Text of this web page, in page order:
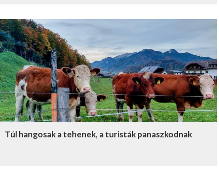
Túl hangosak a tehenek, a turisták panaszkodnak